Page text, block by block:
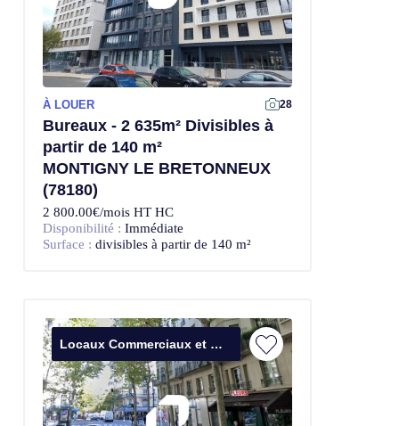
À LOUER 28
Bureaux - 2 635m² Divisibles à
partir de 140 m²
MONTIGNY LE BRETONNEUX
(78180)
2 800.00€/mois HT HC
Disponibilité : Immédiate
Surface : divisibles à partir de 140 m²
Locaux Commerciaux et Bureaux